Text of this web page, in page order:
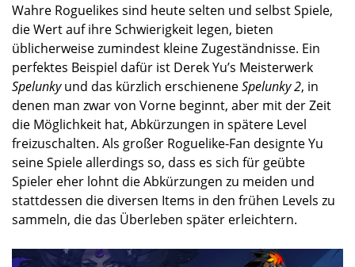
Wahre Roguelikes sind heute selten und selbst Spiele,
die Wert auf ihre Schwierigkeit legen, bieten
üblicherweise zumindest kleine Zugeständnisse. Ein
perfektes Beispiel dafür ist Derek Yu’s Meisterwerk
Spelunkyund das kürzlich erschieneneSpelunky 2, in
denen man zwar von Vorne beginnt, aber mit der Zeit
die Möglichkeit hat, Abkürzungen in spätere Level
freizuschalten. Als großer Roguelike-Fan designte Yu
seine Spiele allerdings so, dass es sich für geübte
Spieler eher lohnt die Abkürzungen zu meiden und
stattdessen die diversen Items in den frühen Levels zu
sammeln, die das Überleben später erleichtern.